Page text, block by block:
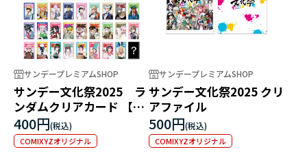
サンデープレミアムSHOP
サンデー文化祭2025 ラ
ンダムクリアカード 【全
53種＋シークレット1
種】
400円
COMIXYZオリジナル
サンデープレミアムSHOP
サンデー文化祭2025 クリ
アファイル
500円
COMIXYZオリジナル